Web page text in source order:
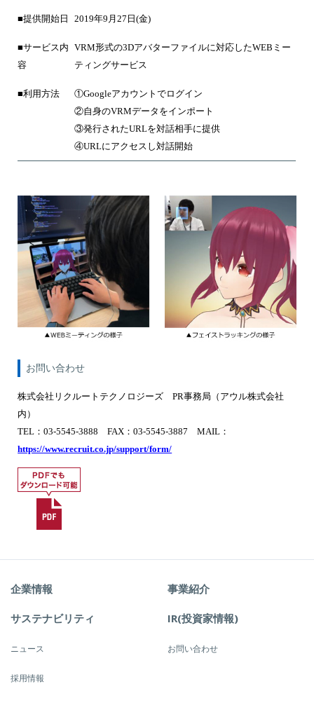
■提供開始日 2019年9月27日(金)
■サービス内
容
VRM形式の3Dアバターファイルに対応したWEBミー
ティングサービス
■利用方法
①Googleアカウントでログイン
②自身のVRMデータをインポート
③発行されたURLを対話相手に提供
④URLにアクセスし対話開始
お問い合わせ
株式会社リクルートテクノロジーズ PR事務局（アウル株式会社
内）
TEL：03-5545-3888 FAX：03-5545-3887 MAIL：
https://www.recruit.co.jp/support/form/
企業情報 事業紹介
サステナビリティ IR(投資家情報)
ニュース お問い合わせ
採用情報